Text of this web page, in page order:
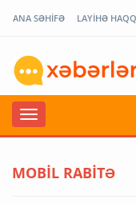
ANA SƏHİFƏ LAYİHƏ
MOBİL RABİTƏ